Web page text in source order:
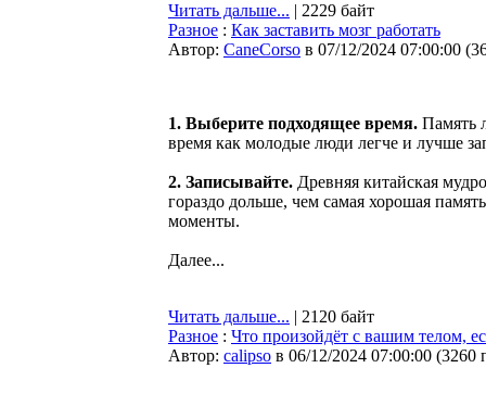
Читать дальше... | 2229 байт
Разное : Как заставить мозг работать
Автор: CaneCorso в 07/12/2024 07:00:00 (
1. Выберите подходящее время. Память
время как молодые люди легче и лучше
2. Записывайте. Древняя китайская
гораздо дольше, чем самая хорошая
моменты.
Далее...
Читать дальше... | 2120 байт
Разное : Что произойдёт с вашим телом,
Автор: calipso в 06/12/2024 07:00:00 (3260